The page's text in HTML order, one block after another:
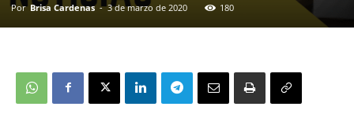
Por Brisa Cardenas - 3 de marzo de 2020 180